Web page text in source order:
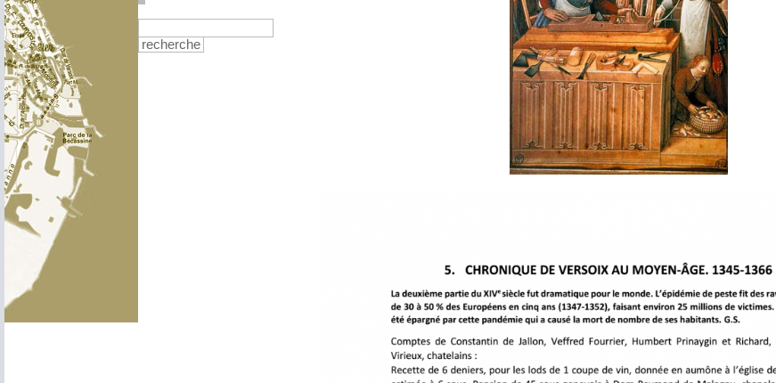
recherche